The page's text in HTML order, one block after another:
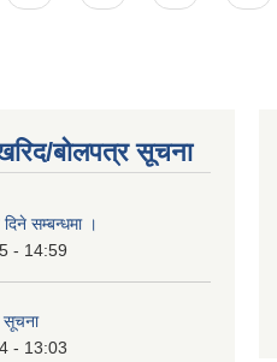
बोलपत्र सूचना
सम्बन्धमा ।
- 14:59
सूचना
- 13:03